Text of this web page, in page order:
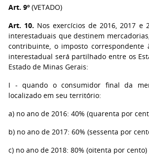
Art. 9º (VETADO)
Art. 10. Nos exercícios de 2016, 2017 e
interestaduais que destinem
contribuinte, o imposto
interestadual será partilhado entre os
Estado de Minas Gerais:
I - quando o consumidor final da
localizado em seu território:
a) no ano de 2016: 40% (quarenta por
b) no ano de 2017: 60% (sessenta por
c) no ano de 2018: 80% (oitenta por